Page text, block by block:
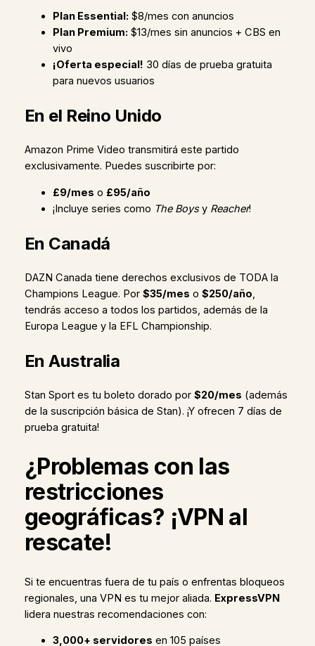
Plan Essential: $8/mes con anuncios
Plan Premium: $13/mes sin anuncios + CBS en
vivo
¡Oferta especial! 30 días de prueba gratuita
para nuevos usuarios
En el Reino Unido
Amazon Prime Video transmitirá este partido
exclusivamente. Puedes suscribirte por:
£9/mes o £95/año
¡Incluye series como The Boysy Reacher!
En Canadá
DAZN Canada tiene derechos exclusivos de TODA la
Champions League. Por $35/mes o $250/año,
tendrás acceso a todos los partidos, además de la
Europa League y la EFL Championship.
En Australia
Stan Sport es tu boleto dorado por $20/mes (además
de la suscripción básica de Stan). ¡Y ofrecen 7 días de
prueba gratuita!
¿Problemas con las
restricciones
geográficas? ¡VPN al
rescate!
Si te encuentras fuera de tu país o enfrentas bloqueos
regionales, una VPN es tu mejor aliada. ExpressVPN
lidera nuestras recomendaciones con:
3,000+ servidores en 105 países